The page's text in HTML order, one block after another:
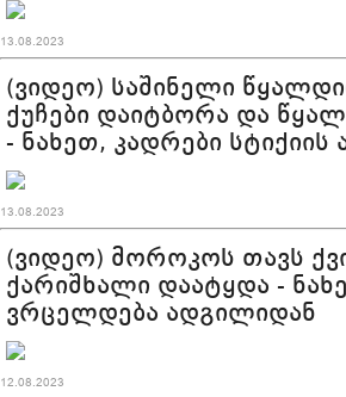
13.08.2023
(ვიდეო) საშინელი
ქუჩები დაიტბორა და
- ნახეთ, კადრები
13.08.2023
(ვიდეო) მოროკოს თავს
ქარიშხალი დაატყდა -
ვრცელდება ადგილიდან
12.08.2023